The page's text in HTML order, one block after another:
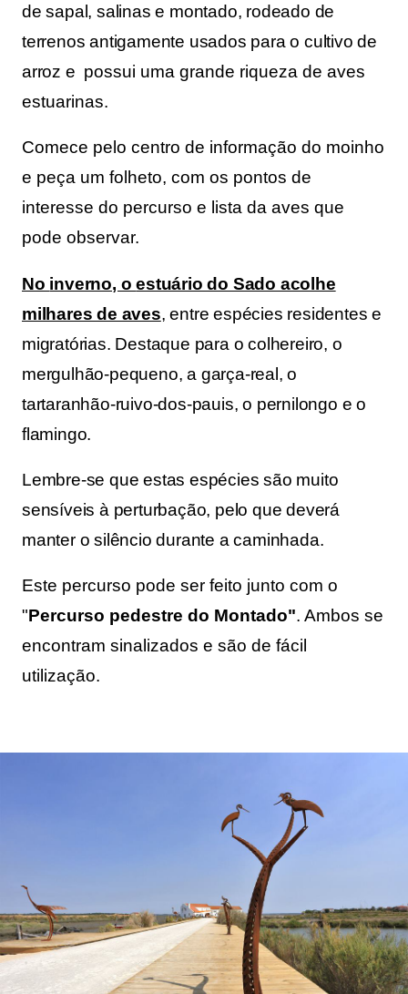
de sapal, salinas e montado, rodeado de
terrenos antigamente usados para o cultivo de
arroz e possui uma grande riqueza de aves
estuarinas.
Comece pelo centro de informação do moinho
e peça um folheto, com os pontos de
interesse do percurso e lista da aves que
pode observar.
No inverno, oestuário do Sado acolhe
milhares de aves, entre espécies residentes e
migratórias. Destaque para o colhereiro, o
mergulhão-pequeno, a garça-real, o
tartaranhão-ruivo-dos-pauis, o pernilongo e o
flamingo.
Lembre-se que estas espécies são muito
sensíveis à perturbação, pelo que deverá
manter o silêncio durante a caminhada.
Este percurso pode ser feito junto com o
"Percurso pedestre do Montado". Ambos se
encontram sinalizados e são de fácil
utilização.